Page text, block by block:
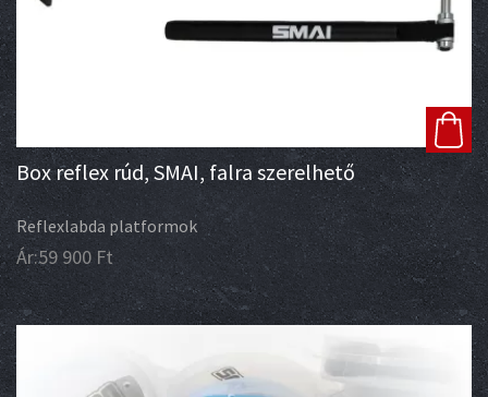
Box reflex rúd, SMAI, falra szerelhető
Reflexlabda platformok
Ár:59 900 Ft